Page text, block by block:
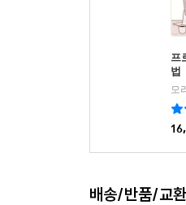
프
법
배송/반품/교